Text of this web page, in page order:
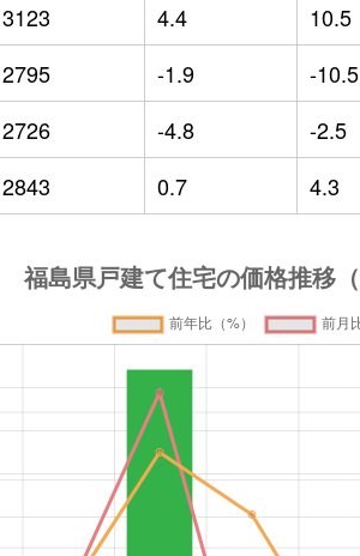
3123 4.4 10.5
2795 -1.9 -10.5
2726 -4.8 -2.5
2843 0.7 4.3